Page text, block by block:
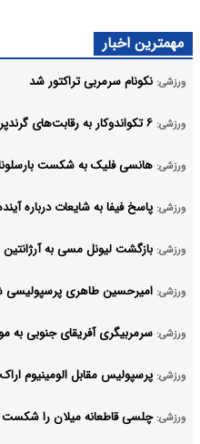
مهمترین اخبار
ورزشی: نکونام سرمربی تراکتور شد
ورزشی: ۶ تکواندوکار به رقابت‌های گرندپری اعزام می‌شوند
ورزشی: هانسی فلیک به شکست
ورزشی: پاسخ فیفا به شایعات درباره
ورزشی: بازگشت لیونل مسی به
ورزشی: امیرحسین طاهری پرسپولیسی
ورزشی: سرمربیگری آفریقای جنوبی به
ورزشی: پرسپولیس مقابل الومینیوم
ورزشی: چلسی قاطعانه میلان را شکست